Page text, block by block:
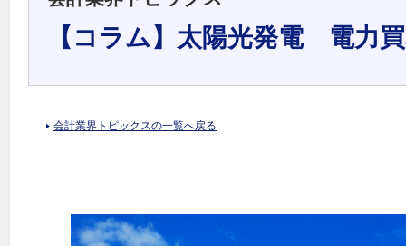
【コラム】太陽光発電 電力
会計業界トピックスの一覧へ戻る